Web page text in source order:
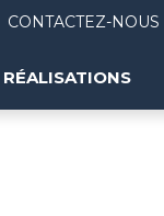
CONTACTEZ-NOUS
RÉALISATIONS